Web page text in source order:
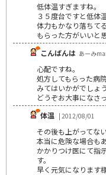
低体温すぎますね。
３５度台ですと低体
体力もかなり落ちて
もらった方がいいと
こんばんは あーみ
心配ですね。
処方してもらった病
みてはいかがでしょう
どうぞお大事になさ
体温 | 2012/08/01
その後も上がってな
本当に危険な場合も
かかりつけ医にて指
す。
早く元気になります